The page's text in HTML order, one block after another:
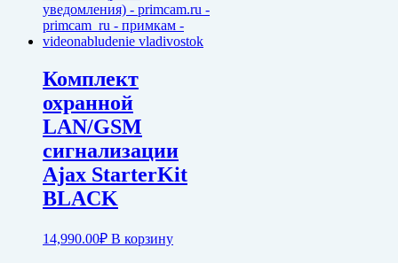
Комплект
охранной
LAN/GSM
сигнализации
Ajax StarterKit
BLACK
14,990.00₽ В корзину